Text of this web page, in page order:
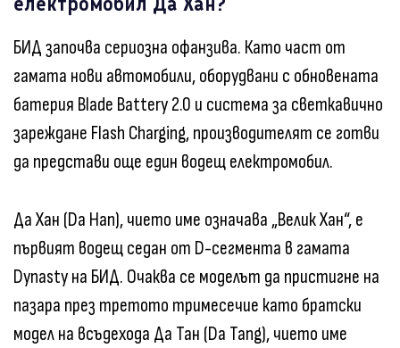
БИД започва сериозна офанзива. Като част от
гамата нови автомобили, оборудвани с обновената
батерия Blade Battery 2.0 и система за светкавично
зареждане Flash Charging, производителят се готви
да представи още един водещ електромобил.
Да Хан (Da Han), чието име означава „Велик Хан“, е
първият водещ седан от D-сегмента в гамата
Dynasty на БИД. Очаква се моделът да пристигне на
пазара през третото тримесечие като братски
модел на всъдехода Да Тан (Da Tang), чието име